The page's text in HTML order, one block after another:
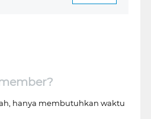
hanya membutuhkan waktu